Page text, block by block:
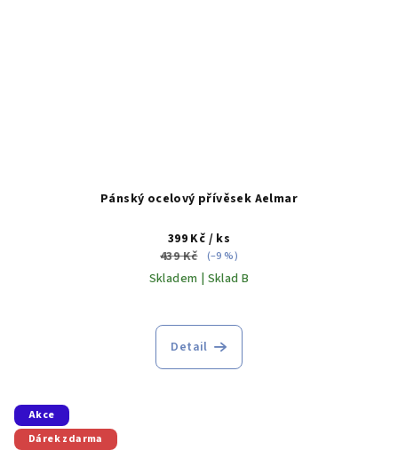
Pánský ocelový přívěsek Aelmar
399 Kč / ks
439 Kč
(–9 %)
Skladem | Sklad B
Detail
Akce
Dárek zdarma